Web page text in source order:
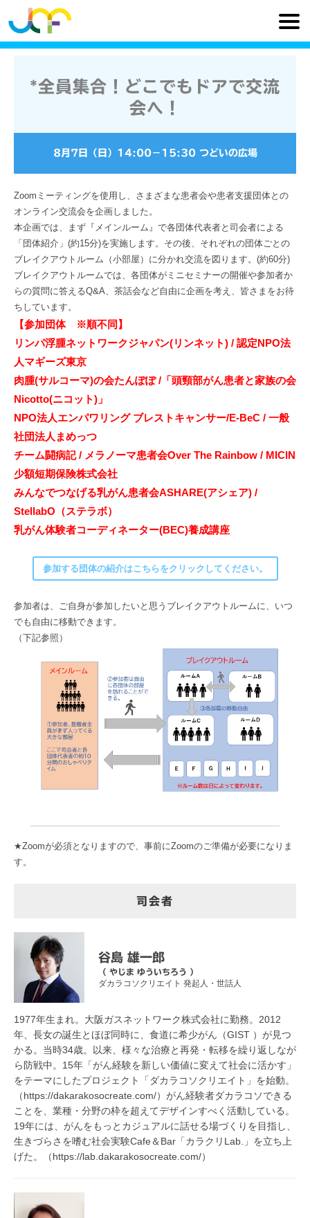
*全員集合！どこでもドアで交流
会へ！
8月7日（日） 14:00− 15:30 つどいの広場
Zoomミーティングを使用し、さまざまな患者会や患者支援団体との
オンライン交流会を企画しました。
本企画では、まず『メインルーム』で各団体代表者と司会者による
「団体紹介」(約15分)を実施します。その後、それぞれの団体ごとの
ブレイクアウトルーム（小部屋）に分かれ交流を図ります。(約60分)
ブレイクアウトルームでは、各団体がミニセミナーの開催や参加者か
らの質問に答えるQ&A、茶話会など自由に企画を考え、皆さまをお待
ちしています。
【参加団体 ※順不同】
リンパ浮腫ネットワークジャパン(リンネット) / 認定NPO法
人マギーズ東京
肉腫(サルコーマ)の会たんぽぽ /「頭頸部がん患者と家族の会
Nicotto(ニコット)」
NPO法人エンパワリング ブレストキャンサー/E-BeC / 一般
社団法人まめっつ
チーム闘病記 / メラノーマ患者会Over The Rainbow / MICIN
少額短期保険株式会社
みんなでつなげる乳がん患者会ASHARE(アシェア) /
StellabO（ステラボ）
乳がん体験者コーディネーター(BEC)養成講座
参加する団体の紹介はこちらをクリックしてください。
参加者は、ご自身が参加したいと思うブレイクアウトルームに、いつ
でも自由に移動できます。
（下記参照）
★Zoomが必須となりますので、事前にZoomのご準備が必要になりま
す。
司会者
谷島 雄一郎
（ やじま ゆういちろう ）
ダカラコソクリエイト 発起人・世話人
1977年生まれ。大阪ガスネットワーク株式会社に勤務。2012
年、長女の誕生とほぼ同時に、食道に希少がん（GIST ）が見つ
かる。当時34歳。以来、様々な治療と再発・転移を繰り返しなが
ら防戦中。15年「がん経験を新しい価値に変えて社会に活かす」
をテーマにしたプロジェクト「ダカラコソクリエイト」を始動。
（https://dakarakosocreate.com/）がん経験者ダカラコソできる
ことを、業種・分野の枠を超えてデザインすべく活動している。
19年には、がんをもっとカジュアルに話せる場づくりを目指し、
生きづらさを嗜む社会実験Cafe＆Bar「カラクリLab.」を立ち上
げた。（https://lab.dakarakosocreate.com/）